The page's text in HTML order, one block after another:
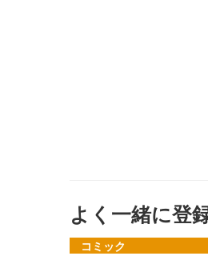
よく一緒に登
コミック